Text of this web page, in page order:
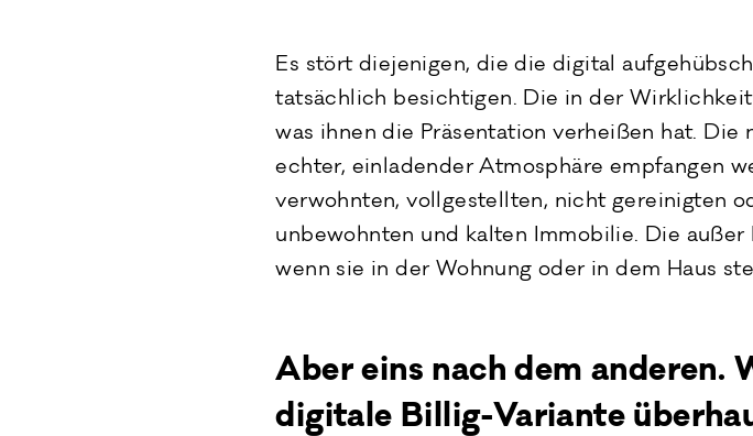
Es stört diejenigen, die die digital
tatsächlich besichtigen. Die in der
was ihnen die Präsentation verheißen hat. Die
echter, einladender Atmosphäre empfangen
verwohnten, vollgestellten, nicht gereinigten
unbewohnten und kalten Immobilie. Die
wenn sie in der Wohnung oder in dem Haus
Aber eins nach dem anderen.
digitale Billig-Variante